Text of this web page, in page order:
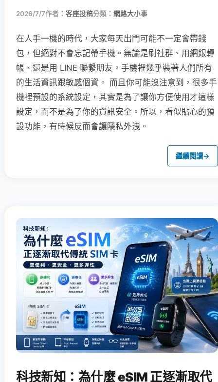
2026/7/7作者： 客座投稿分類： 網路大小事
在人手一機的時代，大家每天出門可能不一定會帶錢
包，但絕對不會忘記帶手機。無論是刷社群、用網銀轉
帳、還是用 LINE 聯繫朋友，手機裡幾乎裝著人們所有
的生活資訊跟敏感個資。 而且你可能沒注意到，很多手
機裡預設的系統設定，其實是為了讓你方便使用才這樣
設定，而不是為了你的資訊安全。所以，看似貼心的預
設功能，有時候反而會讓隱私外洩。
繼續閱讀→
科技新知：為什麼 eSIM 正逐漸取代